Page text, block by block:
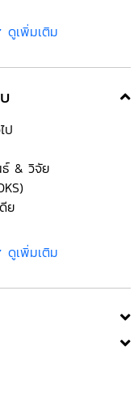
ดูเพิ่มเติม
ป
& วิจัย
ย
ดูเพิ่มเติม